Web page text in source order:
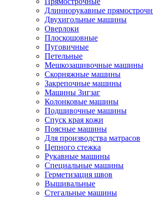
Длиннорукавные
Двухигольные машины
Оверлоки
Плоскошовные
Пуговичные
Петельные
Мешкозашивочные машины
Скорняжные машины
Закрепочные машины
Машины Зигзаг
Колонковые машины
Подшивочные машины
Спуск края кожи
Поясные машины
Для производства матрасов
Цепного стежка
Рукавные машины
Специальные машины
Герметизация швов
Вышивальные
Стегальные машины